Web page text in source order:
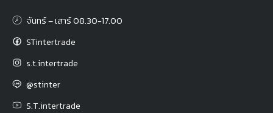
จันทร์ – เสาร์ 08.30-17.00
STintertrade
s.t.intertrade
@stinter
S.T.intertrade